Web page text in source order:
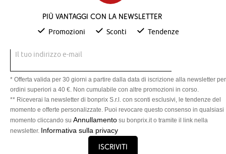
Più vantaggi con la newsletter
Promozioni Sconti Tendenze
Il tuo indirizzo e-mail
* Offerta valida per 30 giorni a partire dalla data di iscrizione alla newsletter per
ordini superiori a 40 €. Non cumulabile con altre promozioni in corso.
** Riceverai la newsletter di bonprix S.r.l. con sconti esclusivi, le tendenze del
momento e offerte personalizzate. Puoi revocare questo consenso in qualsiasi
momento cliccando su Annullamento su bonprix.it o tramite il link nella
newsletter. Informativa sulla privacy
Iscriviti